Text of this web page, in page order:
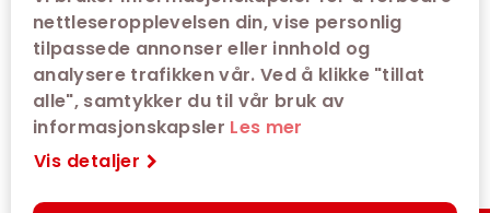
nettleseropplevelsen din, vise personlig
tilpassede annonser eller innhold og
analysere trafikken vår. Ved å klikke "tillat
alle", samtykker du til vår bruk av
informasjonskapsler Les mer
Vis detaljer